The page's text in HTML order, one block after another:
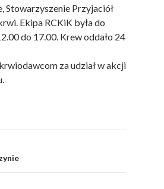
Stowarzyszenie Przyjaciół
Ekipa RCKiK była do
do 17.00. Krew oddało 24
za udział w akcji